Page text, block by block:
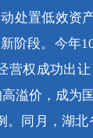
处置低效资
阶段。今年
营权成功出让
溢价，成为
。同月，湖北